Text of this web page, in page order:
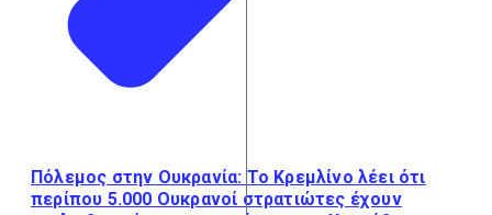
Πόλεμος στην Ουκρανία: Το Κρεμλίνο λέει ότι
περίπου 5.000 Ουκρανοί στρατιώτες έχουν